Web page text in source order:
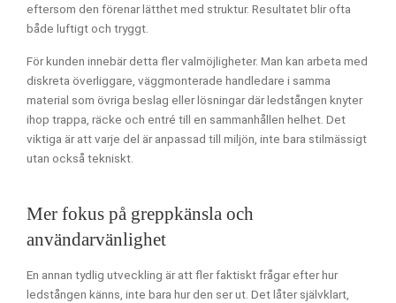
eftersom den förenar lätthet med struktur. Resultatet blir ofta
både luftigt och tryggt.
För kunden innebär detta fler valmöjligheter. Man kan arbeta med
diskreta överliggare, väggmonterade handledare i samma
material som övriga beslag eller lösningar där ledstången knyter
ihop trappa, räcke och entré till en sammanhållen helhet. Det
viktiga är att varje del är anpassad till miljön, inte bara stilmässigt
utan också tekniskt.
Mer fokus på greppkänsla och
användarvänlighet
En annan tydlig utveckling är att fler faktiskt frågar efter hur
ledstången känns, inte bara hur den ser ut. Det låter självklart,